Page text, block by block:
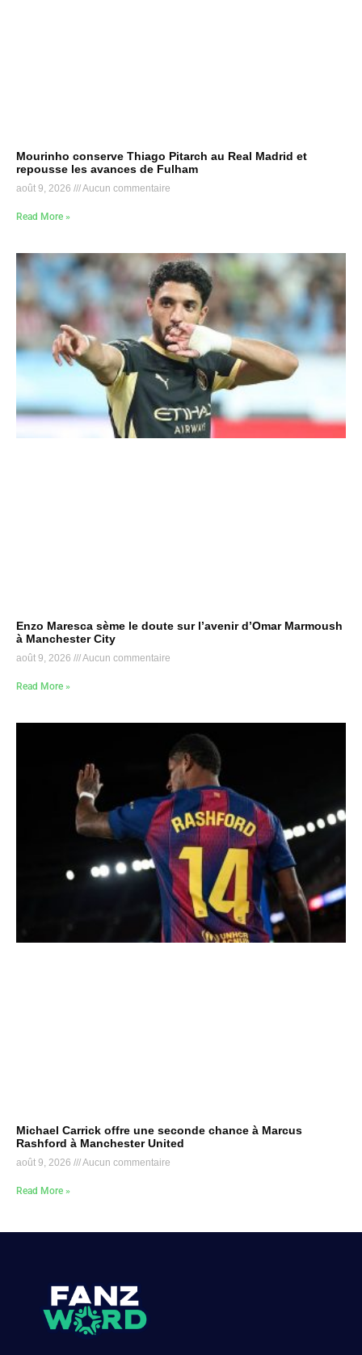
Mourinho conserve Thiago Pitarch au Real Madrid et
repousse les avances de Fulham
août 9, 2026 Aucun commentaire
Read More »
Enzo Maresca sème le doute sur l’avenir d’Omar Marmoush
à Manchester City
août 9, 2026 Aucun commentaire
Read More »
Michael Carrick offre une seconde chance à Marcus
Rashford à Manchester United
août 9, 2026 Aucun commentaire
Read More »